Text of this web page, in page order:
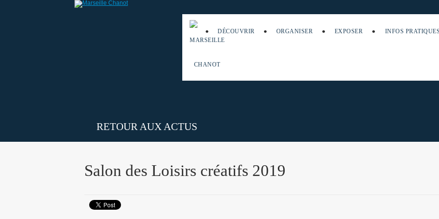
DÉCOUVRIR ORGANISER EXPOSER INFOS PRATIQUES
RETOUR AUX ACTUS
Salon des Loisirs créatifs 2019